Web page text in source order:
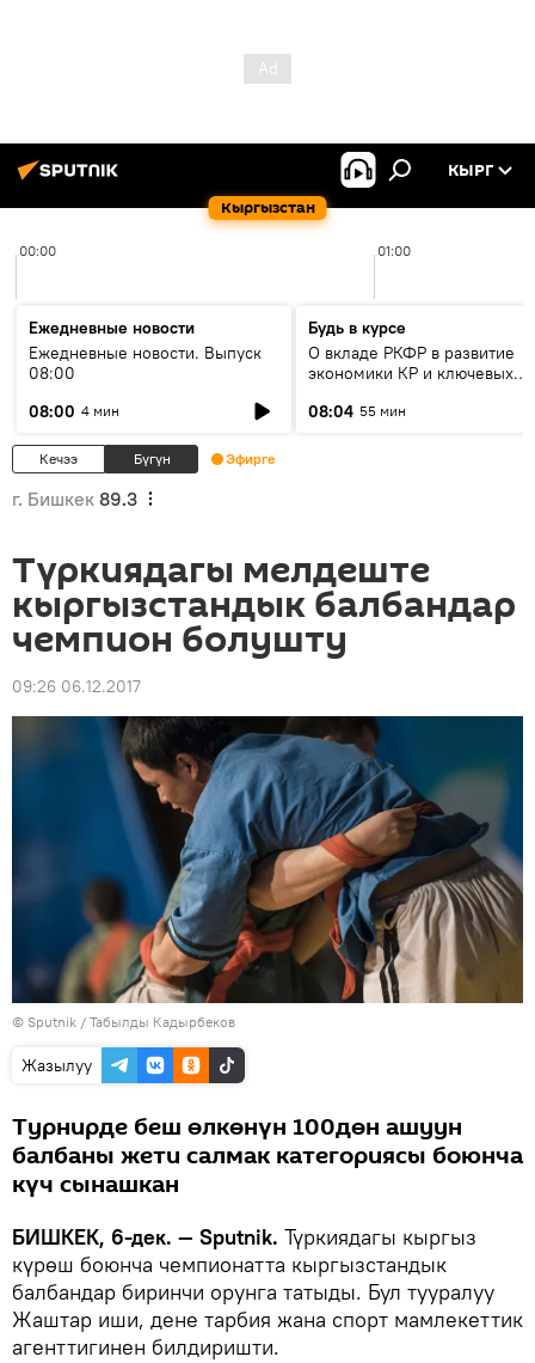
Кыргызстан
КЫРГ
00:00 01:00
Ежедневные новости
Ежедневные новости. Выпуск
08:00
08:00 4 мин
Будь в курсе
О вкладе РКФР в развитие
экономики КР и ключевых
08:04 55 мин
Кечээ Бүгүн Эфирге
г. Бишкек 89.3
Түркиядагы мелдеште
кыргызстандык балбандар
чемпион болушту
09:26 06.12.2017
© Sputnik / Табылды Кадырбеков
Жазылуу
Турнирде беш өлкөнүн 100дөн ашуун
балбаны жети салмак категориясы боюнча
күч сынашкан
БИШКЕК, 6-дек. — Sputnik. Түркиядагы кыргыз
күрөш боюнча чемпионатта кыргызстандык
балбандар биринчи орунга татыды. Бул тууралуу
Жаштар иши, дене тарбия жана спорт мамлекеттик
агенттигинен билдиришти.